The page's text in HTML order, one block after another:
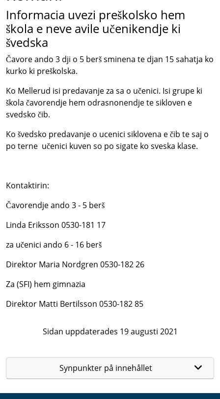
Informacia uvezi preškolsko hem
škola e neve avile učenikendje ki
švedska
Čavore ando 3 dji o 5 berš sminena te djan 15 sahatja ko
kurko ki preškolska.
Ko Mellerud isi predavanje za sa o učenici. Isi grupe ki
škola čavorendje hem odrasnonendje te sikloven e
svedsko čib.
Ko švedsko predavanje o ucenici siklovena e čib te saj o
po terne učenici kuven so po sigate ko sveska klase.
Kontaktirin:
Čavorendje ando 3 - 5 berš
Linda Eriksson 0530-181 17
za učenici ando 6 - 16 berš
Direktor Maria Nordgren 0530-182 26
Za (SFI) hem gimnazia
Direktor Matti Bertilsson 0530-182 85
Sidan uppdaterades 19 augusti 2021
Synpunkter på innehållet